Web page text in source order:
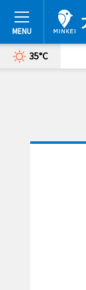
35°C